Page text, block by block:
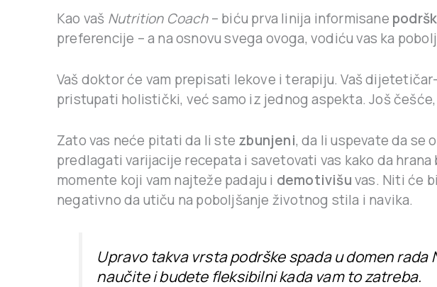
Kao vaš Nutrition Coach– biću prva linija informisane
preferencije – a na osnovu svega ovoga, vodiću vas ka
Vaš doktor će vam prepisati lekove i terapiju. Vaš
pristupati holistički, već samo iz jednog aspekta. Još
Zato vas neće pitati da li ste zbunjeni, da li uspevate da se
predlagati varijacije recepata i savetovati vas kako da hrana
momente koji vam najteže padaju i demotivišuvas. Niti će
negativno da utiču na poboljšanje životnog stila i navika.
Upravo takva vrsta podrške spada u domen rada
naučite i budete fleksibilni kada vam to zatreba.